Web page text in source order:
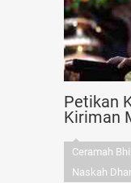
Petikan
Kiriman
Ceramah
Naskah